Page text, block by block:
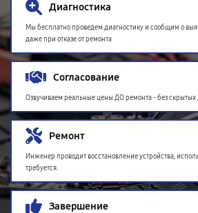
Диагностика
Мы бесплатно проведем диагностику и сообщим о
даже при отказе от ремонта
Согласование
Озвучиваем реальные цены ДО ремонта - без скрытых
Ремонт
Инженер проводит восстановление устройства,
требуется.
Завершение